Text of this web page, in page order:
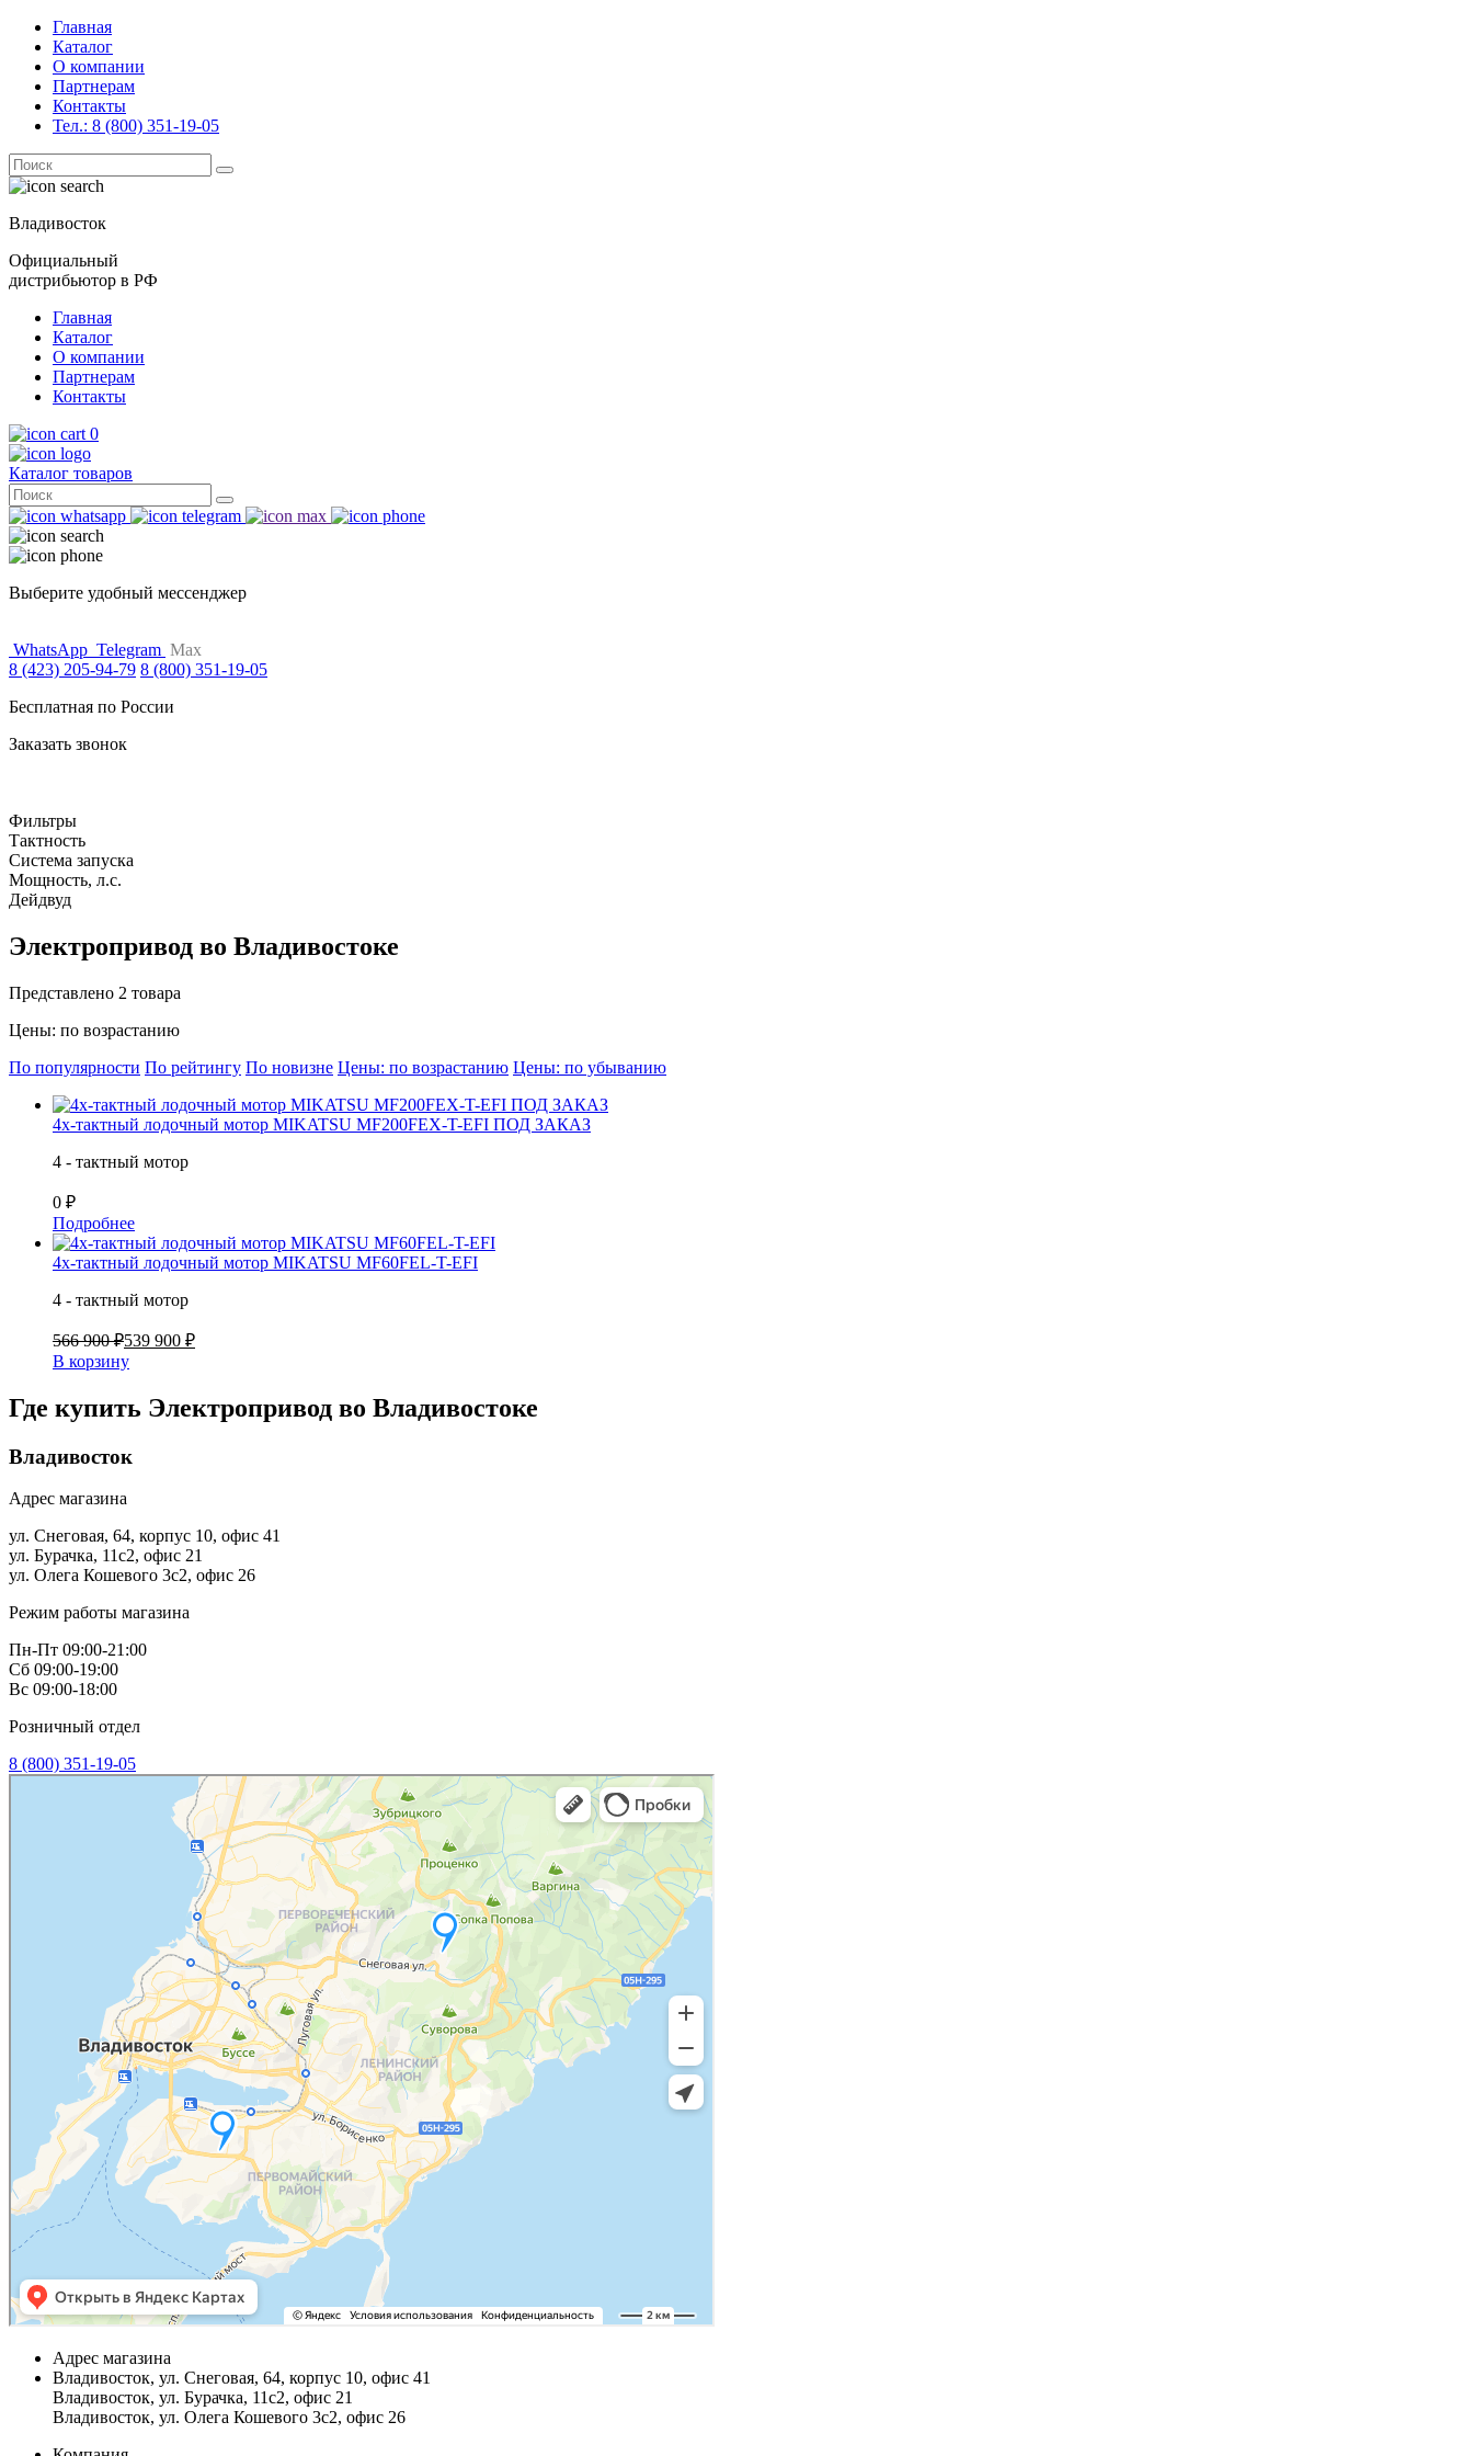
Главная
Каталог
О компании
Партнерам
Контакты
Тел.: 8 (800) 351-19-05
Поиск
for:
Владивосток
Официальный
дистрибьютор в РФ
Главная
Каталог
О компании
Партнерам
Контакты
0
Каталог товаров
Поиск
for:
Выберите удобный мессенджер
WhatsApp Telegram Max
8 (423) 205-94-79 8 (800) 351-19-05
Бесплатная по России
Заказать звонок
Фильтры
Тактность
Система запуска
Мощность, л.с.
Дейдвуд
Электропривод во Владивостоке
Представлено 2 товара
Цены: по возрастанию
По популярности По рейтингу По новизне Цены: по возрастанию Цены: по убыванию
4х-тактный лодочный мотор MIKATSU MF200FEX-T-EFI ПОД ЗАКАЗ
4 - тактный мотор
0 ₽
Подробнее
4х-тактный лодочный мотор MIKATSU MF60FEL-T-EFI
4 - тактный мотор
566 900 ₽539 900 ₽
В корзину
Где купить Электропривод во Владивостоке
Владивосток
Адрес магазина
ул. Снеговая, 64, корпус 10, офис 41
ул. Бурачка, 11с2, офис 21
ул. Олега Кошевого 3с2, офис 26
Режим работы магазина
Пн-Пт 09:00-21:00
Сб 09:00-19:00
Вс 09:00-18:00
Розничный отдел
8 (800) 351-19-05
Адрес магазина
Владивосток, ул. Снеговая, 64, корпус 10, офис 41
Владивосток, ул. Бурачка, 11с2, офис 21
Владивосток, ул. Олега Кошевого 3с2, офис 26